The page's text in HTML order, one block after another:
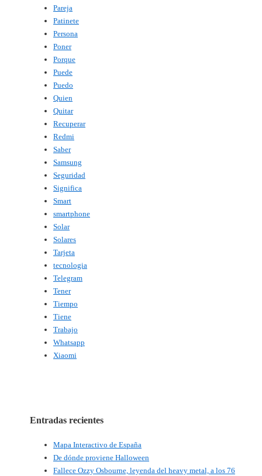
Pareja
Patinete
Persona
Poner
Porque
Puede
Puedo
Quien
Quitar
Recuperar
Redmi
Saber
Samsung
Seguridad
Significa
Smart
smartphone
Solar
Solares
Tarjeta
tecnologia
Telegram
Tener
Tiempo
Tiene
Trabajo
Whatsapp
Xiaomi
Entradas recientes
Mapa Interactivo de España
De dónde proviene Halloween
Fallece Ozzy Osbourne, leyenda del heavy metal, a los 76